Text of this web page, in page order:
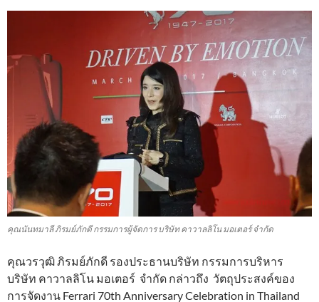
คุณนันทมาลี ภิรมย์ภักดี กรรมการผู้จัดการ บริษัท คาวาลลิโน มอเตอร์ จำกัด
คุณวรวุฒิ ภิรมย์ภักดี รองประธานบริษัท กรรมการบริหาร
บริษัท คาวาลลิโน มอเตอร์ จำกัด กล่าวถึง วัตถุประสงค์ของ
การจัดงาน Ferrari 70th Anniversary Celebration in Thailand